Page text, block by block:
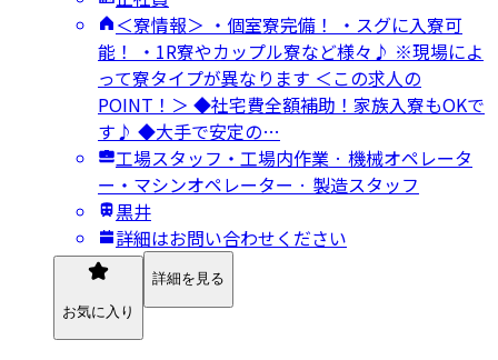
＜寮情報＞ ・個室寮完備！ ・スグに入寮可
能！ ・1R寮やカップル寮など様々♪ ※現場によ
って寮タイプが異なります ＜この求人の
POINT！＞ ◆社宅費全額補助！家族入寮もOKで
す♪ ◆大手で安定の…
工場スタッフ・工場内作業 · 機械オペレータ
ー・マシンオペレーター · 製造スタッフ
黒井
詳細はお問い合わせください
お気に入り
詳細を見る